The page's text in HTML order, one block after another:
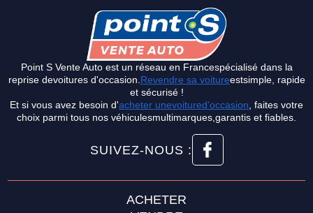
Point S Vente Auto est un réseau en Francespécialisé dans la
reprise devoitures d'occasion. Revendre sa voitureestsimple, rapide
et sécurisé !
Et si vous avez besoin d'acheter unevoitured'occasion , faites votre
choix parmi tous nos véhiculesmultimarques,garantis et fiables.
SUIVEZ-NOUS :
ACHETER